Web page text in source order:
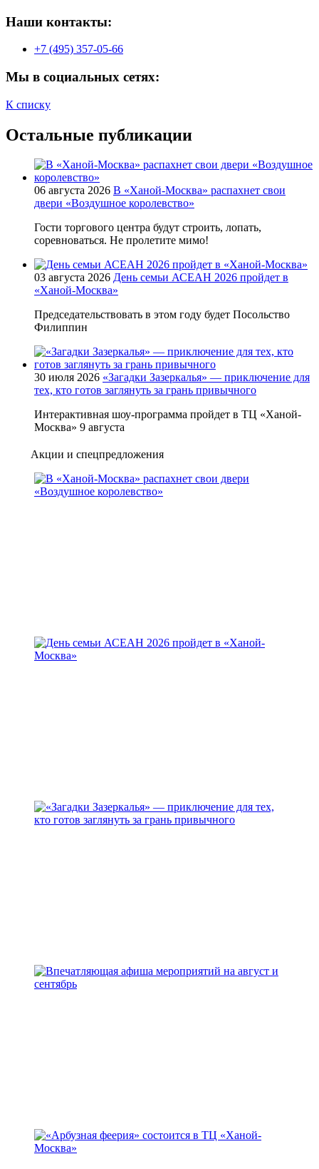
Наши контакты:
+7 (495) 357-05-66
Мы в социальных сетях:
К списку
Остальные публикации
06 августа 2026 В «Ханой-Москва» распахнет свои
двери «Воздушное королевство»
Гости торгового центра будут строить, лопать,
соревноваться. Не пролетите мимо!
03 августа 2026 День семьи АСЕАН 2026 пройдет в
«Ханой-Москва»
Председательствовать в этом году будет Посольство
Филиппин
30 июля 2026 «Загадки Зазеркалья» — приключение для
тех, кто готов заглянуть за грань привычного
Интерактивная шоу-программа пройдет в ТЦ «Ханой-
Москва» 9 августа
Акции и спецпредложения